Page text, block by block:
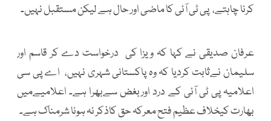
کرنا چاہتے، پی ٹی آئی کا ماضی اور حال ہے لیکن مستقبل نہیں۔
عرفان صدیقی نے کہا کہ ویزا کی درخواست دے کر قاسم اور
سلیمان نےثابت کردیا کہ وہ پاکستانی شہری نہیں، اے پی سی
اعلامیہ پی ٹی آئی کے درد اوربغض سےبھرا ہے۔ اعلامیےمیں
بھارت کیخلاف عظیم فتح معرکہ حق کاذکر نہ ہونا شرمناک ہے۔